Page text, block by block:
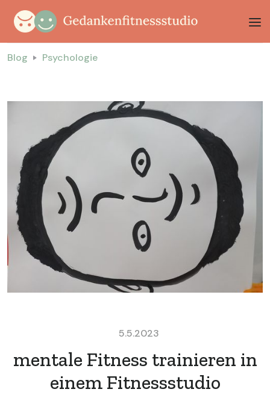
Blog Psychologie
5.5.2023
mentale Fitness trainieren in
einem Fitnessstudio